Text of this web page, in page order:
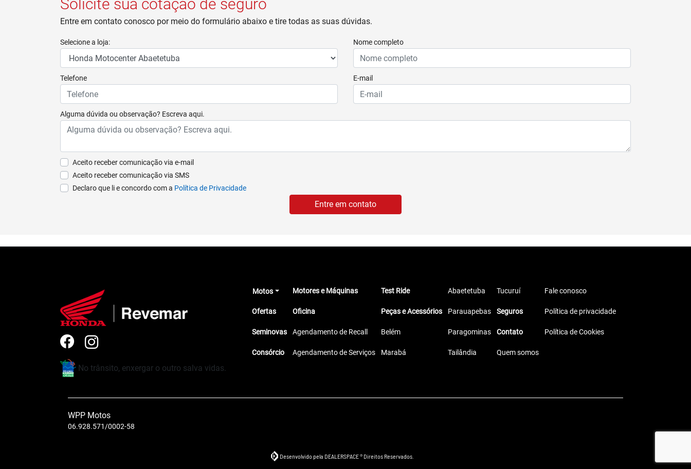
Solicite sua cotação de seguro
Entre em contato conosco por meio do formulário abaixo e tire todas as suas dúvidas.
Selecione a loja: Nome completo
Telefone E-mail
Alguma dúvida ou observação? Escreva aqui.
Aceito receber comunicação via e-mail
Aceito receber comunicação via SMS
Declaro que li e concordo com a Política de Privacidade
Entre em contato
No trânsito, enxergar o outro salva vidas.
Motos
Ofertas
Seminovas
Consórcio
Motores e Máquinas
Oficina
Agendamento de Recall
Agendamento de Serviços
Test Ride
Peças e Acessórios
Belém
Marabá
Abaetetuba
Parauapebas
Paragominas
Tailândia
Tucuruí
Seguros
Contato
Quem somos
Fale conosco
Política de privacidade
Política de Cookies
WPP Motos
06.928.571/0002-58
Desenvolvido pela DEALERSPACE ® Direitos Reservados.